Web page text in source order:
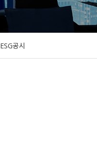
ESG공시